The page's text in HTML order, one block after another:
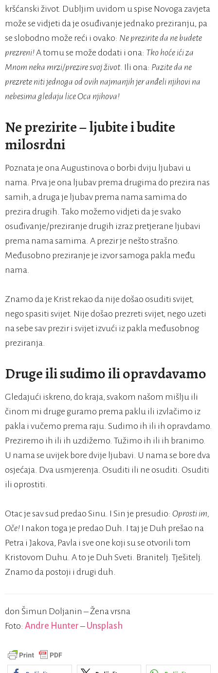
kršćanski život. Dubljim uvidom u spise Novoga zavjeta
može se vidjeti da je osuđivanje jednako preziranju, pa
se slobodno može reći i ovako: Ne prezirite da ne budete
prezreni!A tomu se može dodati i ona: Tko hoće ići za
Mnom neka mrzi/prezire svoj život. Ili ona: Pazite da ne
prezrete niti jednoga od ovih najmanjih jer anđeli njihovi na
nebesima gledaju lice Oca njihova!
Ne prezirite – ljubite i budite
milosrdni
Poznata je ona Augustinova o borbi dviju ljubavi u
nama. Prva je ona ljubav prema drugima do prezira nas
samih, a druga je ljubav prema nama samima do
prezira drugih. Tako možemo vidjeti da je svako
osuđivanje/preziranje drugih izraz pretjerane ljubavi
prema nama samima. A prezir je nešto strašno.
Međusobno preziranje je izvor samoga pakla među
nama.
Znamo da je Krist rekao da nije došao osuditi svijet,
nego spasiti svijet. Nije došao prezreti svijet, nego uzeti
na sebe sav prezir i svijet izvući iz pakla međusobnog
preziranja.
Druge ili sudimo ili opravdavamo
Gledajući iskreno, do kraja, svakom našom mišlju ili
činom mi druge guramo prema paklu ili izvlačimo iz
pakla i vučemo prema raju. Sudimo ih ili ih opravdamo.
Preziremo ih ili ih uzdižemo. Tužimo ih ili ih branimo.
U nama se uvijek bore dvije ljubavi. U nama se bore dva
osjećaja. Dva usmjerenja. Osuditi ili ne osuditi. Osuditi
ili oprostiti.
Otac je sav sud predao Sinu. I Sin je presudio: Oprosti im,
Oče! I nakon toga je predao Duh. I taj je Duh prešao na
Petra i Jakova, Pavla i sve one koji su se otvorili tom
Kristovom Duhu. A to je Duh Sveti. Branitelj. Tješitelj.
Znamo da postoji i drugi duh.
don Šimun Doljanin – Žena vrsna
Foto: Andre Hunter– Unsplash